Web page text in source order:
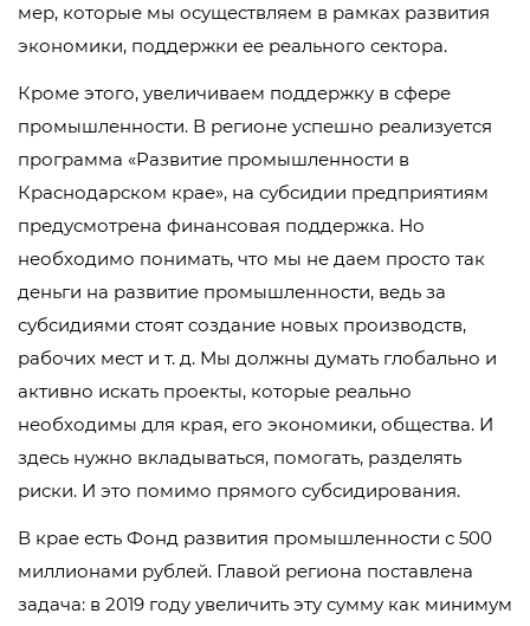
мер, которые мы осуществляем в рамках развития
экономики, поддержки ее реального сектора.
Кроме этого, увеличиваем поддержку в сфере
промышленности. В регионе успешно реализуется
программа «Развитие промышленности в
Краснодарском крае», на субсидии предприятиям
предусмотрена финансовая поддержка. Но
необходимо понимать, что мы не даем просто так
деньги на развитие промышленности, ведь за
субсидиями стоят создание новых производств,
рабочих мест и т. д. Мы должны думать глобально и
активно искать проекты, которые реально
необходимы для края, его экономики, общества. И
здесь нужно вкладываться, помогать, разделять
риски. И это помимо прямого субсидирования.
В крае есть Фонд развития промышленности с 500
миллионами рублей. Главой региона поставлена
задача: в 2019 году увеличить эту сумму как минимум